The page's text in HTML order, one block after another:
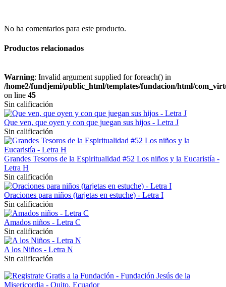
No ha comentarios para este producto.
Productos relacionados
Warning: Invalid argument supplied for foreach() in
/home2/fundjemi/public_html/templates/fundacion/html/
on line 45
Sin calificación
Que ven, que oyen y con que juegan sus hijos - Letra J
Sin calificación
Grandes Tesoros de la Espiritualidad #52 Los niños y la Eucaristía -
Letra H
Sin calificación
Oraciones para niños (tarjetas en estuche) - Letra I
Sin calificación
Amados niños - Letra C
Sin calificación
A los Niños - Letra N
Sin calificación